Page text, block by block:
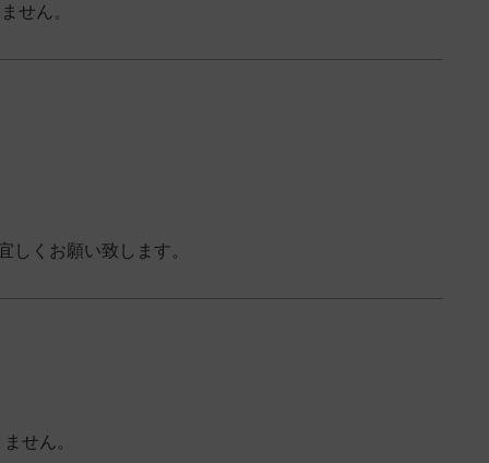
せん。
しくお願い致します。
せん。